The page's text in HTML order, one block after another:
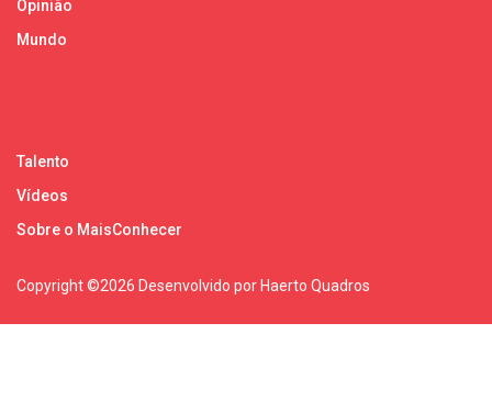
Opinião
Mundo
Talento
Vídeos
Sobre o MaisConhecer
Copyright ©2026 Desenvolvido por Haerto Quadros